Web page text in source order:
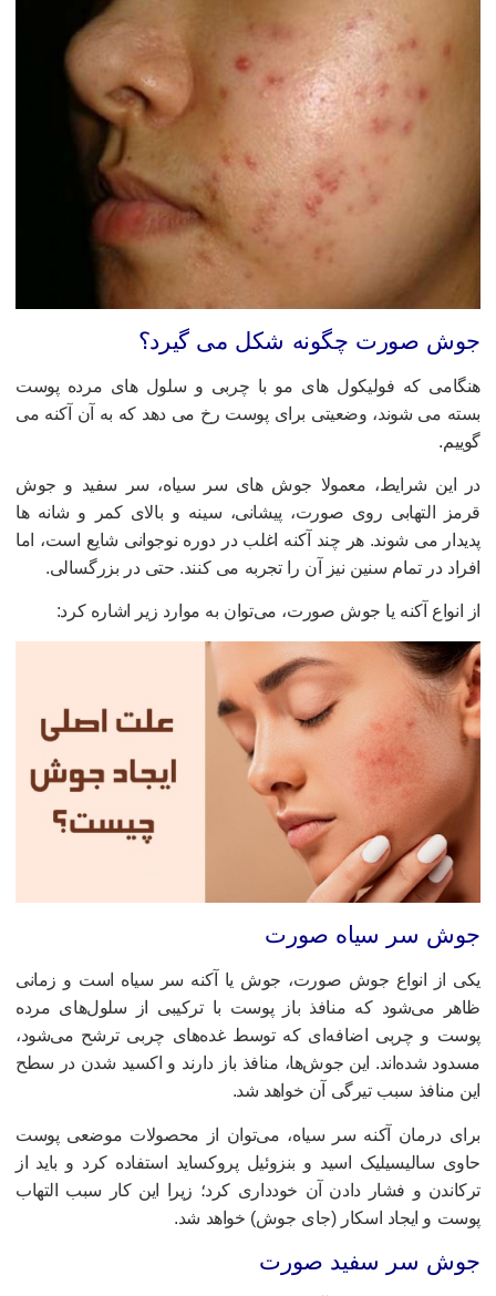
صورت چگونه شکل می گیرد؟
که فولیکول های مو با چربی و سلول های مرده پوست
می شوند، وضعیتی برای پوست رخ می دهد که به آن آکنه می
این شرایط، معمولا جوش های سر سیاه، سر سفید و جوش
التهابی روی صورت، پیشانی، سینه و بالای کمر و شانه ها
می شوند. هر چند آکنه اغلب در دوره نوجوانی شایع است، اما
در تمام سنین نیز آن را تجربه می کنند. حتی در بزرگسالی.
انواع آکنه یا جوش صورت، می‌توان به موارد زیر اشاره کرد:
سر سیاه صورت
از انواع جوشصورت ، جوش یا آکنه سر سیاه است و زمانی
می‌شود که منافذ باز پوست با ترکیبی از سلول‌های مرده‌
و چربی اضافه‌ای که توسط غده‌های چربی ترشح می‌شود،
شده‌اند. این جوش‌ها، منافذ باز دارند و اکسید شدن در سطح
منافذ سبب تیرگی آن خواهد شد.
درمان آکنه سر سیاه، می‌توان از محصولات موضعی پوست
سالیسیلیک اسید و بنزوئیل پروکساید استفاده کرد و باید از
و فشار دادن آن خودداری کرد؛ زیرا این کار سبب التهاب
و ایجاد اسکار (جای جوش) خواهد شد.
سر سفید صورت